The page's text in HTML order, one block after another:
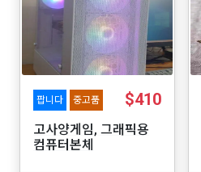
팝니다 중고품 $410
고사양게임, 그래픽용
컴퓨터본체